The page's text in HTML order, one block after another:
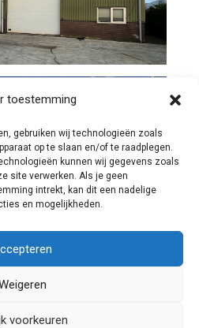
toestemming
gebruiken wij technologieën zoals
op te slaan en/of te raadplegen.
kunnen wij gegevens zoals
site verwerken. Als je geen
intrekt, kan dit een nadelige
en mogelijkheden.
voorkeuren